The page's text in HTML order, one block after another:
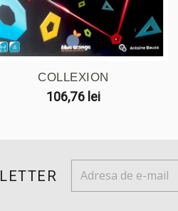
COLLEXION
106,76 lei